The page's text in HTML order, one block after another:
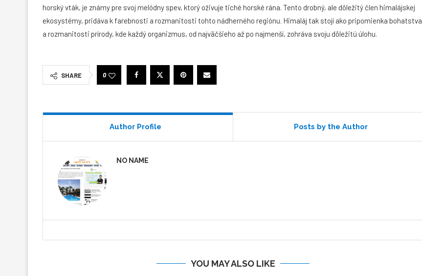
horský vták, je známy pre svoj melódny spev, ktorý oživuje tiché horské rána. Tento drobný, ale dôležitý člen himalájskej
ekosystémy, pridáva k farebnosti a rozmanitosti tohto nádherného regiónu. Himaláj tak stojí ako pripomienka bohatstva
a rozmanitosti prírody, kde každý organizmus, od najväčšieho až po najmenší, zohráva svoju dôležitú úlohu.
SHARE 0
Author Profile Posts by the Author
NO NAME
YOU MAY ALSO LIKE